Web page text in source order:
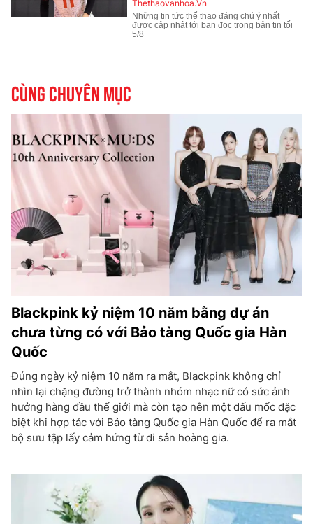
Cùng chuyên mục
Blackpink kỷ niệm 10 năm bằng dự án
chưa từng có với Bảo tàng Quốc gia Hàn
Quốc
Đúng ngày kỷ niệm 10 năm ra mắt, Blackpink không chỉ
nhìn lại chặng đường trở thành nhóm nhạc nữ có sức ảnh
hưởng hàng đầu thế giới mà còn tạo nên một dấu mốc đặc
biệt khi hợp tác với Bảo tàng Quốc gia Hàn Quốc để ra mắt
bộ sưu tập lấy cảm hứng từ di sản hoàng gia.